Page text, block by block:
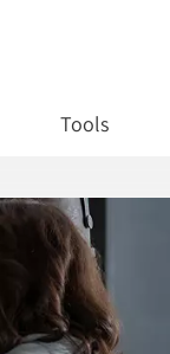
Tools